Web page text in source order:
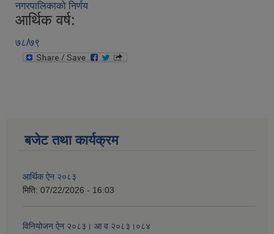
नगरपालिकाको निर्णय
आर्थिक वर्ष:
७८/७९
बजेट तथा कार्यक्रम
आर्थिक ऐन २०८३
मिति: 07/22/2026 - 16:03
विनियोजन ऐन २०८३। आ व २०८३।०८४